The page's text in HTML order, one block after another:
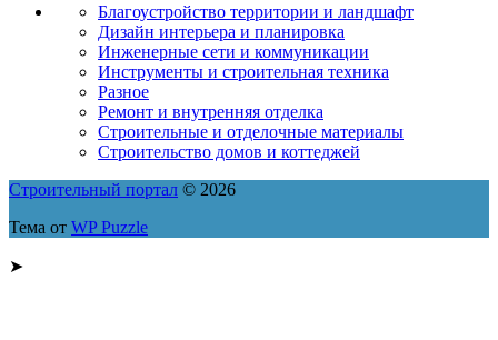
Благоустройство территории и ландшафт
Дизайн интерьера и планировка
Инженерные сети и коммуникации
Инструменты и строительная техника
Разное
Ремонт и внутренняя отделка
Строительные и отделочные материалы
Строительство домов и коттеджей
Строительный портал © 2026
Тема от WP Puzzle
➤